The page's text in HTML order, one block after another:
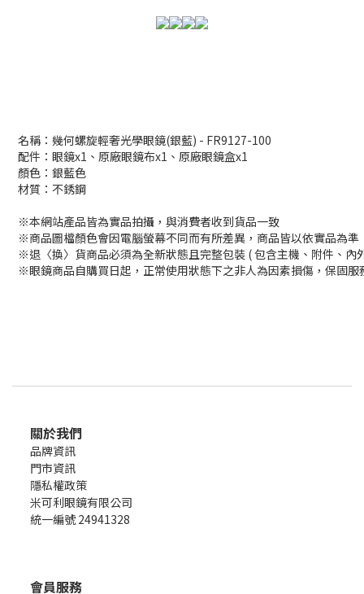
名稱：幾何螺旋輕奢光學眼鏡(銀藍) - FR9127-100
配件：眼鏡x1、原廠眼鏡布x1、原廠眼鏡盒x1
顏色：銀藍色
材質：不銹鋼
※本網站產品皆為實品拍攝，與消費者收到貨品一致
※商品圖檔顏色會因電腦螢幕不同而有所差異，商品皆以依實品為準
※退〈換〉貨商品必須為全新狀態且完整包裝 ( 包含主機、附件、
※眼鏡商品自購買日起，正常使用狀態下之非人為因素損傷，保固
關於我們
品牌資訊
門市資訊
隱私權政策
米可利眼鏡有限公司
統一編號 24941328
會員服務